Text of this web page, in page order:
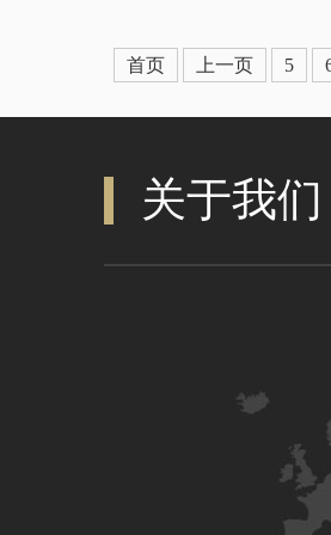
首页 上一页 5
关于我们